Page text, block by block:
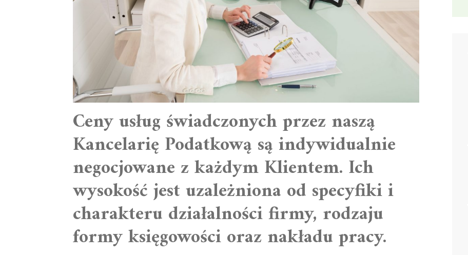
Ceny usług świadczonych przez naszą
Kancelarię Podatkową są indywidualnie
negocjowane z każdym Klientem. Ich
wysokość jest uzależniona od specyfiki i
charakteru działalności firmy, rodzaju
formy księgowości oraz nakładu pracy.